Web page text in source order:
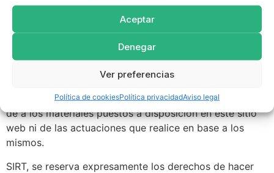
Aceptar
Denegar
Ver preferencias
Política de cookiesPolítica privacidadAviso legal
El establecimiento de un hiperenlace no implica en
ningún caso la existencia de relaciones entre SIRT y el
propietario del sitio web en la que se establezca, ni la
aceptación y aprobación por parte de SIRT de sus
contenidos o servicios.
SIRT no se responsabiliza del uso que cada usuario les
dé a los materiales puestos a disposición en este sitio
web ni de las actuaciones que realice en base a los
mismos.
SIRT, se reserva expresamente los derechos de hacer